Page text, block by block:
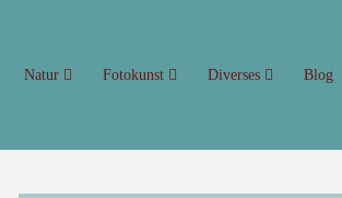
Natur Fotokunst Diverses Blog